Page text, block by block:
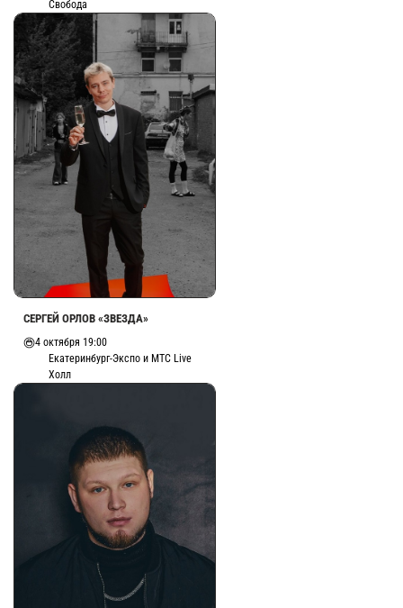
Свобода
СЕРГЕЙ ОРЛОВ «ЗВЕЗДА»
4 октября 19:00
Екатеринбург-Экспо и МТС Live
Холл